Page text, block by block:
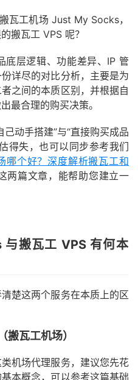
瓦工机场 Just My Socks，
搬瓦工 VPS 呢？
底层逻辑、功能差异、IP 管
详尽的对比分析，主要是为
之间的本质区别，并根据自
最合理的购买决策。
动手搭建”与“直接购买成品
得失，也可以同步参考我们
哪个好？深度解析搬瓦工和
两篇文章，能帮助您建立一
搬瓦工 VPS 有何本
楚这两个服务在本质上的区
瓦工机场）
机场代理服务，建议您先花
本概念，可以参考这篇基础